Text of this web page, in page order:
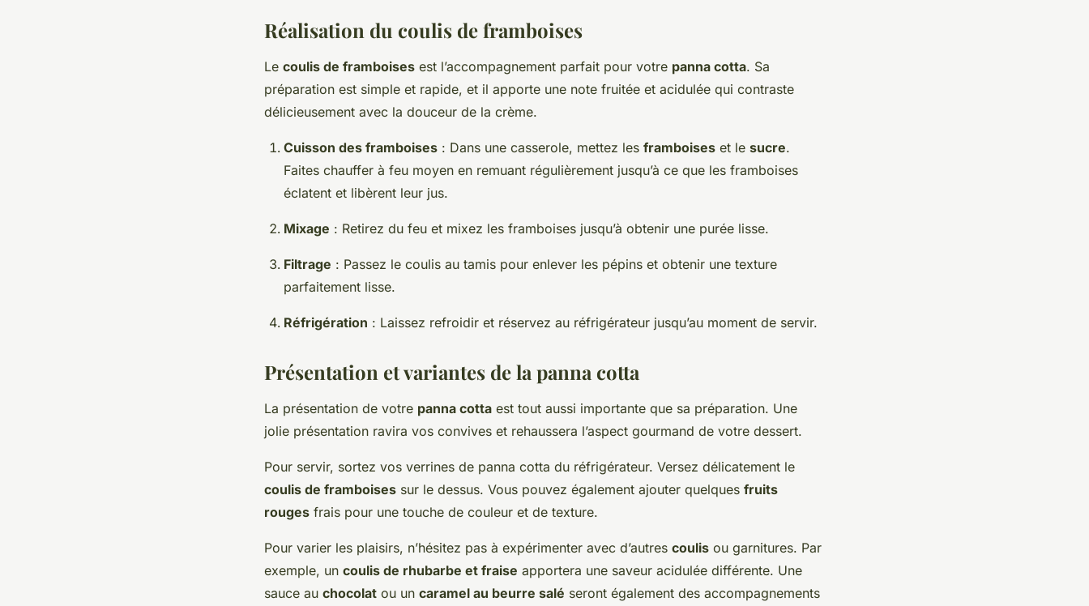
Réalisation du coulis de framboises
Le coulis de framboises est l’accompagnement parfait pour votre panna cotta. Sa
préparation est simple et rapide, et il apporte une note fruitée et acidulée qui contraste
délicieusement avec la douceur de la crème.
Cuisson des framboises : Dans une casserole, mettez les framboises et le sucre.
Faites chauffer à feu moyen en remuant régulièrement jusqu’à ce que les framboises
éclatent et libèrent leur jus.
Mixage : Retirez du feu et mixez les framboises jusqu’à obtenir une purée lisse.
Filtrage : Passez le coulis au tamis pour enlever les pépins et obtenir une texture
parfaitement lisse.
Réfrigération : Laissez refroidir et réservez au réfrigérateur jusqu’au moment de servir.
Présentation et variantes de la panna cotta
La présentation de votre panna cotta est tout aussi importante que sa préparation. Une
jolie présentation ravira vos convives et rehaussera l’aspect gourmand de votre dessert.
Pour servir, sortez vos verrines de panna cotta du réfrigérateur. Versez délicatement le
coulis de framboises sur le dessus. Vous pouvez également ajouter quelques fruits
rouges frais pour une touche de couleur et de texture.
Pour varier les plaisirs, n’hésitez pas à expérimenter avec d’autres coulis ou garnitures. Par
exemple, un coulis de rhubarbe et fraise apportera une saveur acidulée différente. Une
sauce au chocolat ou un caramel au beurre salé seront également des accompagnements